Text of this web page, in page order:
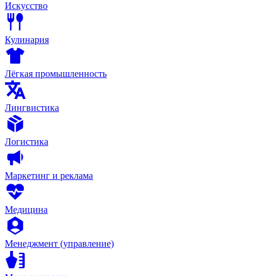
Искусство
Кулинария
Лёгкая промышленность
Лингвистика
Логистика
Маркетинг и реклама
Медицина
Менеджмент (управление)